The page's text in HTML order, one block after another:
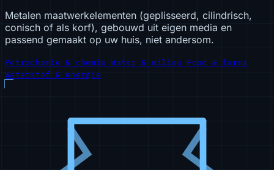
Metalen maatwerkelementen (geplisseerd, cilindrisch,
conisch of als korf), gebouwd uit eigen media en
passend gemaakt op uw huis, niet andersom.
Petrochemie & chemieWater & milieu Food & farma
Waterstof & energie